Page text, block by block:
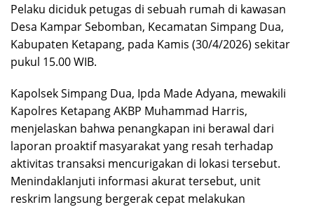
Pelaku diciduk petugas di sebuah rumah di kawasan
Desa Kampar Sebomban, Kecamatan Simpang Dua,
Kabupaten Ketapang, pada Kamis (30/4/2026) sekitar
pukul 15.00 WIB.
Kapolsek Simpang Dua, Ipda Made Adyana, mewakili
Kapolres Ketapang AKBP Muhammad Harris,
menjelaskan bahwa penangkapan ini berawal dari
laporan proaktif masyarakat yang resah terhadap
aktivitas transaksi mencurigakan di lokasi tersebut.
Menindaklanjuti informasi akurat tersebut, unit
reskrim langsung bergerak cepat melakukan